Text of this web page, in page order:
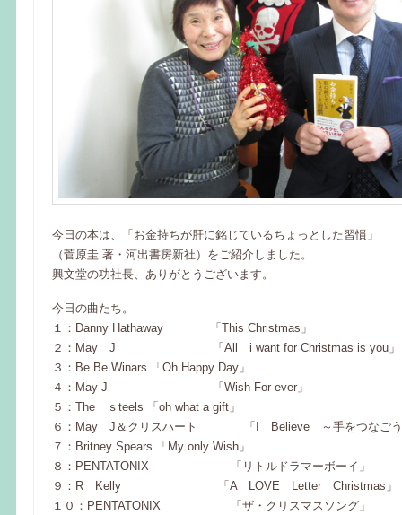
今日の本は、「お金持ちが肝に銘じているちょっとした習慣」
（菅原圭 著・河出書房新社）をご紹介しました。
興文堂の功社長、ありがとうございます。
今日の曲たち。
１：Danny Hathaway 「This Christmas」
２：May J 「All i want for Christmas is you」
３：Be Be Winars 「Oh Happy Day」
４：May J 「Wish For ever」
５：The ｓteels 「oh what a gift」
６：May J＆クリスハート 「I Believe ～手をつなごう
７：Britney Spears 「My only Wish」
８：PENTATONIX 「リトルドラマーボーイ」
９：R Kelly 「A LOVE Letter Christmas」
１０：PENTATONIX 「ザ・クリスマスソング」